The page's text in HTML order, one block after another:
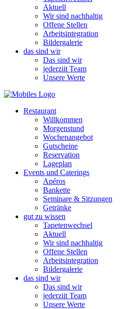
Aktuell
Wir sind nachhaltig
Offene Stellen
Arbeitsintegration
Bildergalerie
das sind wir
Das sind wir
jederziit Team
Unsere Werte
Restaurant
Willkommen
Morgenstund
Wochenangebot
Gutscheine
Reservation
Lageplan
Events und Caterings
Apéros
Bankette
Seminare & Sitzungen
Getränke
gut zu wissen
Tapetenwechsel
Aktuell
Wir sind nachhaltig
Offene Stellen
Arbeitsintegration
Bildergalerie
das sind wir
Das sind wir
jederziit Team
Unsere Werte